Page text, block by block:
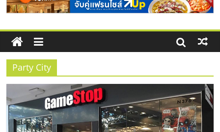
โจทย์ธุรกิจ
ข้อมูล
ธุรกิจ
SME
แห่ง
Party City